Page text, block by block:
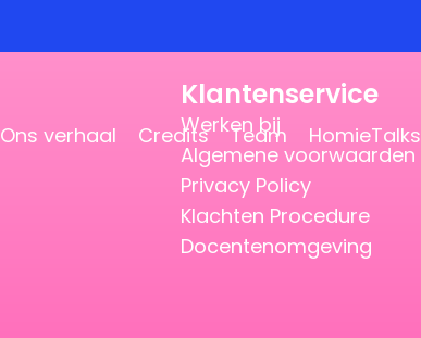
Ons verhaal Credits Team HomieTalks
Klantenservice
Werken bij
Algemene voorwaarden
Privacy Policy
Klachten Procedure
Docentenomgeving